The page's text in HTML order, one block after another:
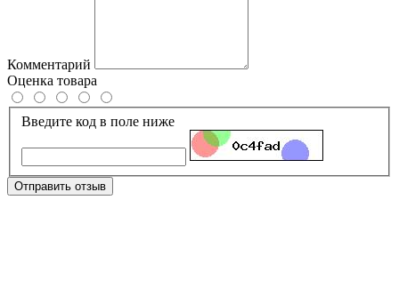
Комментарий
Оценка товара
Введите код в поле ниже
Отправить отзыв